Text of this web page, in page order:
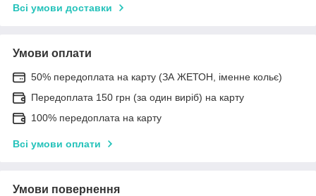
Всі умови доставки
Умови оплати
50% передоплата на карту (ЗА ЖЕТОН, іменне кольє)
Передоплата 150 грн (за один виріб) на карту
100% передоплата на карту
Всі умови оплати
Умови повернення